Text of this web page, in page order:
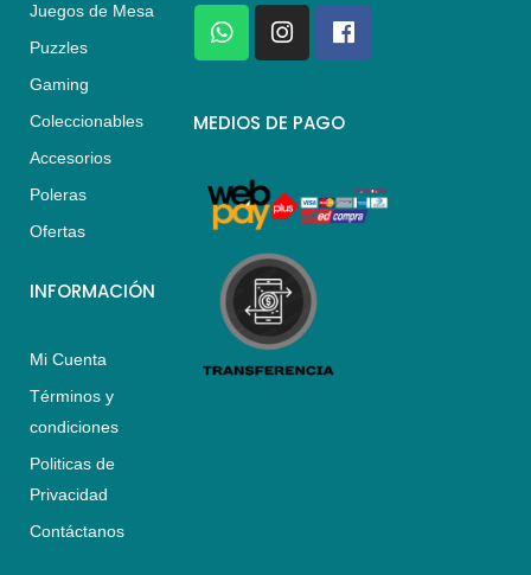
Juegos de Mesa
Puzzles
Gaming
Coleccionables
Accesorios
Poleras
Ofertas
INFORMACIÓN
Mi Cuenta
Términos y
condiciones
Politicas de
Privacidad
Contáctanos
W
h
a
s
p
I
n
s
a
a
m
F
a
c
b
k
MEDIOS DE PAGO